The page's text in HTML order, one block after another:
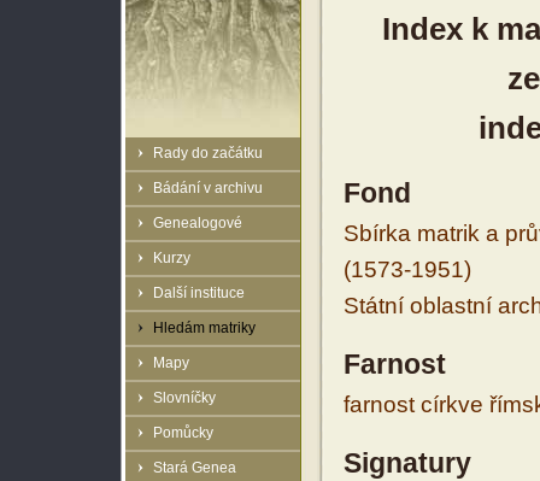
Rady do začátku
Bádání v archivu
Genealogové
Kurzy
Další instituce
Hledám matriky
Mapy
Slovníčky
Pomůcky
Stará Genea
Index k
Fond
Sbírka matrik a
(1573-1951)
Státní oblastní
Farnost
farnost církve
Signatury